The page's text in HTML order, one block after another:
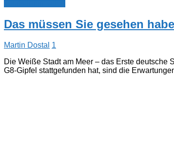
Das müssen Sie gesehen
Martin Dostal 1
Die Weiße Stadt am Meer – das Erste
G8-Gipfel stattgefunden hat, sind die